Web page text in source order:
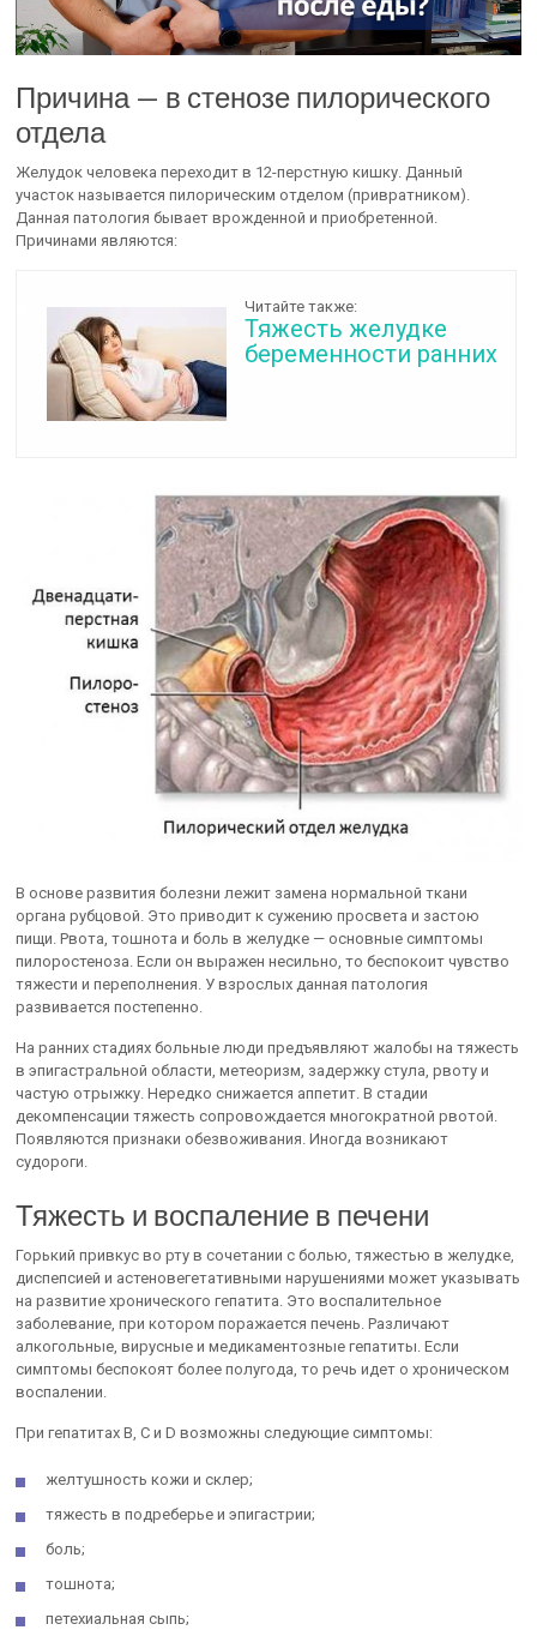
Причина — в стенозе пилорического
отдела
Желудок человека переходит в 12-перстную кишку. Данный
участок называется пилорическим отделом (привратником).
Данная патология бывает врожденной и приобретенной.
Причинами являются:
Читайте также:
Тяжесть желудке
беременности ранних
В основе развития болезни лежит замена нормальной ткани
органа рубцовой. Это приводит к сужению просвета и застою
пищи. Рвота, тошнота и боль в желудке — основные симптомы
пилоростеноза. Если он выражен несильно, то беспокоит чувство
тяжести и переполнения. У взрослых данная патология
развивается постепенно.
На ранних стадиях больные люди предъявляют жалобы на тяжесть
в эпигастральной области, метеоризм, задержку стула, рвоту и
частую отрыжку. Нередко снижается аппетит. В стадии
декомпенсации тяжесть сопровождается многократной рвотой.
Появляются признаки обезвоживания. Иногда возникают
судороги.
Тяжесть и воспаление в печени
Горький привкус во рту в сочетании с болью, тяжестью в желудке,
диспепсией и астеновегетативными нарушениями может указывать
на развитие хронического гепатита. Это воспалительное
заболевание, при котором поражается печень. Различают
алкогольные, вирусные и медикаментозные гепатиты. Если
симптомы беспокоят более полугода, то речь идет о хроническом
воспалении.
При гепатитах B, C и D возможны следующие симптомы:
желтушность кожи и склер;
тяжесть в подреберье и эпигастрии;
боль;
тошнота;
петехиальная сыпь;